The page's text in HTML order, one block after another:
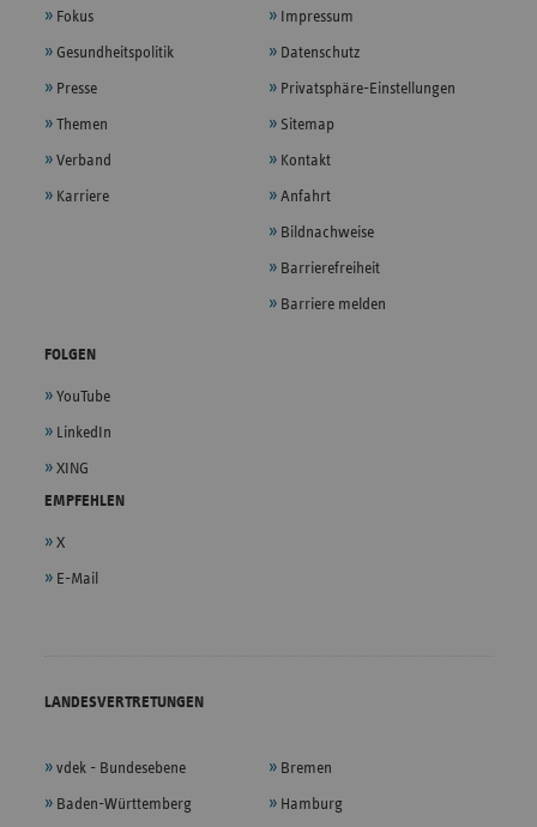
Fokus
Gesundheitspolitik
Presse
Themen
Verband
Karriere
Impressum
Datenschutz
Privatsphäre-Einstellungen
Sitemap
Kontakt
Anfahrt
Bildnachweise
Barrierefreiheit
Barriere melden
FOLGEN
YouTube
LinkedIn
XING
EMPFEHLEN
X
E-Mail
LANDESVERTRETUNGEN
vdek - Bundesebene
Baden-Württemberg
Bremen
Hamburg